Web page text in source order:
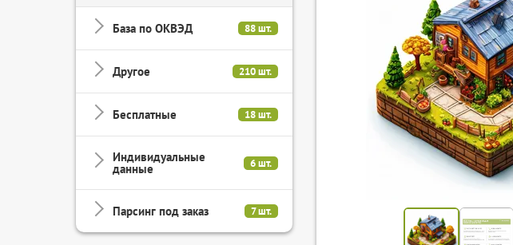
База по ОКВЭД 88 шт.
Другое 210 шт.
Бесплатные 18 шт.
Индивидуальные
данные 6 шт.
Парсинг под заказ 7 шт.